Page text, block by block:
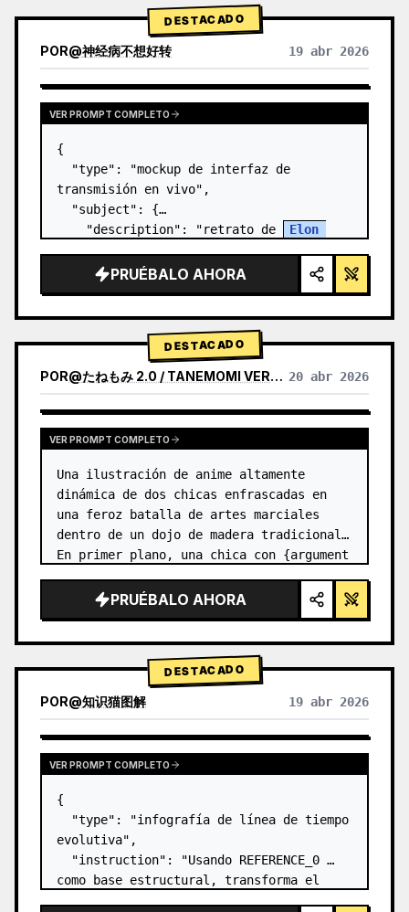
DESTACADO
POR@神经病不想好转 19 abr 2026
VER PROMPT COMPLETO
{
  "type": "mockup de interfaz de
transmisión en vivo",
  "subject": {
    "description": "retrato de
Elon
negra con un gráfico técnico esquemático
en blanco",
PRUÉBALO AHORA
DESTACADO
POR@たねもみ 2.0 / TANEMOMI VER2.0 20 abr 2026
VER PROMPT COMPLETO
Una ilustración de anime altamente
dinámica de dos chicas enfrascadas en
una feroz batalla de artes marciales
dentro de un dojo de madera tradicional.
En primer plano, una chica con {argument
negro en un moño alto con c…
PRUÉBALO AHORA
DESTACADO
POR@知识猫图解 19 abr 2026
VER PROMPT COMPLETO
{
  "type": "infografía de línea de tiempo
evolutiva",
  "instruction": "Usando REFERENCE_0
como base estructural, transforma el